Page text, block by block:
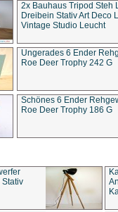
2x Bauhaus Tripod Steh
Dreibein Stativ Art Deco
Vintage Studio Leucht
Ungerades 6 Ender
Roe Deer Trophy 242 G
Schönes 6 Ender
Roe Deer Trophy 186 G